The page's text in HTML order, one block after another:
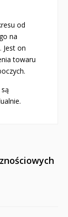
od
na
Jest on
towaru